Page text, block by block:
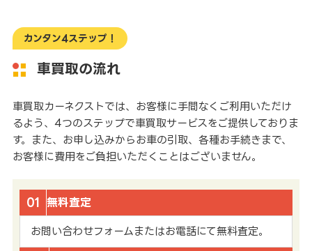
カンタン4ステップ！
車買取の流れ
車買取カーネクストでは、お客様に手間なくご利用いただけ
るよう、4つのステップで車買取サービスをご提供しておりま
す。また、お申し込みからお車の引取、各種お手続きまで、
お客様に費用をご負担いただくことはございません。
01 無料査定
お問い合わせフォームまたはお電話にて無料査定。